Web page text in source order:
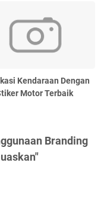
Kendaraan Dengan
Motor Terbaik
Branding